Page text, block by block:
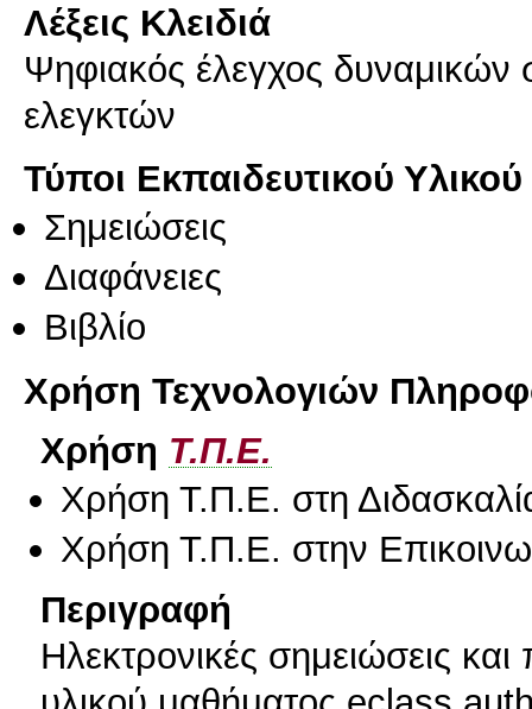
Λέξεις Κλειδιά
Ψηφιακός έλεγχος
ελεγκτών
Τύποι Εκπαιδευτικού Υλικού
Σημειώσεις
Διαφάνειες
Βιβλίο
Χρήση Τεχνολογιών
Χρήση Τ.Π.Ε.
Χρήση Τ.Π.Ε. στη
Χρήση Τ.Π.Ε. στην
Περιγραφή
Ηλεκτρονικές σημειώσεις